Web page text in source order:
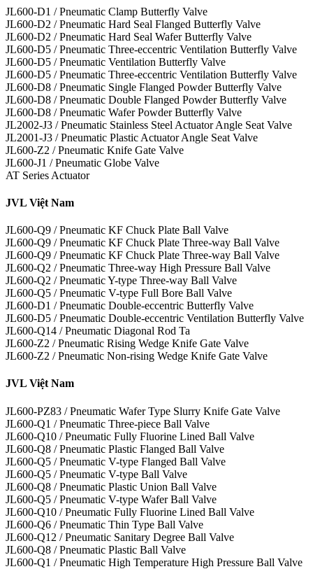
JL600-D1 / Pneumatic Clamp Butterfly Valve
JL600-D2 / Pneumatic Hard Seal Flanged Butterfly Valve
JL600-D2 / Pneumatic Hard Seal Wafer Butterfly Valve
JL600-D5 / Pneumatic Three-eccentric Ventilation Butterfly Valve
JL600-D5 / Pneumatic Ventilation Butterfly Valve
JL600-D5 / Pneumatic Three-eccentric Ventilation Butterfly Valve
JL600-D8 / Pneumatic Single Flanged Powder Butterfly Valve
JL600-D8 / Pneumatic Double Flanged Powder Butterfly Valve
JL600-D8 / Pneumatic Wafer Powder Butterfly Valve
JL2002-J3 / Pneumatic Stainless Steel Actuator Angle Seat Valve
JL2001-J3 / Pneumatic Plastic Actuator Angle Seat Valve
JL600-Z2 / Pneumatic Knife Gate Valve
JL600-J1 / Pneumatic Globe Valve
AT Series Actuator
JVL Việt Nam
JL600-Q9 / Pneumatic KF Chuck Plate Ball Valve
JL600-Q9 / Pneumatic KF Chuck Plate Three-way Ball Valve
JL600-Q9 / Pneumatic KF Chuck Plate Three-way Ball Valve
JL600-Q2 / Pneumatic Three-way High Pressure Ball Valve
JL600-Q2 / Pneumatic Y-type Three-way Ball Valve
JL600-Q5 / Pneumatic V-type Full Bore Ball Valve
JL600-D1 / Pneumatic Double-eccentric Butterfly Valve
JL600-D5 / Pneumatic Double-eccentric Ventilation Butterfly Valve
JL600-Q14 / Pneumatic Diagonal Rod Ta
JL600-Z2 / Pneumatic Rising Wedge Knife Gate Valve
JL600-Z2 / Pneumatic Non-rising Wedge Knife Gate Valve
JVL Việt Nam
JL600-PZ83 / Pneumatic Wafer Type Slurry Knife Gate Valve
JL600-Q1 / Pneumatic Three-piece Ball Valve
JL600-Q10 / Pneumatic Fully Fluorine Lined Ball Valve
JL600-Q8 / Pneumatic Plastic Flanged Ball Valve
JL600-Q5 / Pneumatic V-type Flanged Ball Valve
JL600-Q5 / Pneumatic V-type Ball Valve
JL600-Q8 / Pneumatic Plastic Union Ball Valve
JL600-Q5 / Pneumatic V-type Wafer Ball Valve
JL600-Q10 / Pneumatic Fully Fluorine Lined Ball Valve
JL600-Q6 / Pneumatic Thin Type Ball Valve
JL600-Q12 / Pneumatic Sanitary Degree Ball Valve
JL600-Q8 / Pneumatic Plastic Ball Valve
JL600-Q1 / Pneumatic High Temperature High Pressure Ball Valve